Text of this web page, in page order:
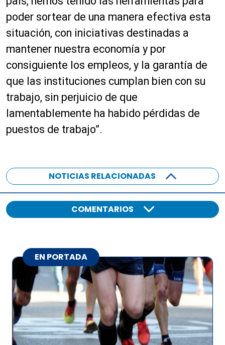
poder sortear de una manera efectiva esta
situación, con iniciativas destinadas a
mantener nuestra economía y por
consiguiente los empleos, y la garantía de
que las instituciones cumplan bien con su
trabajo, sin perjuicio de que
lamentablemente ha habido pérdidas de
puestos de trabajo”.
NOTICIAS RELACIONADAS
COMENTARIOS
EN PORTADA